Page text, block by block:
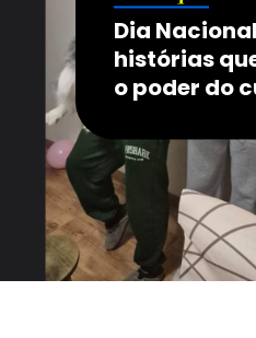
Dia
histórias
o poder do